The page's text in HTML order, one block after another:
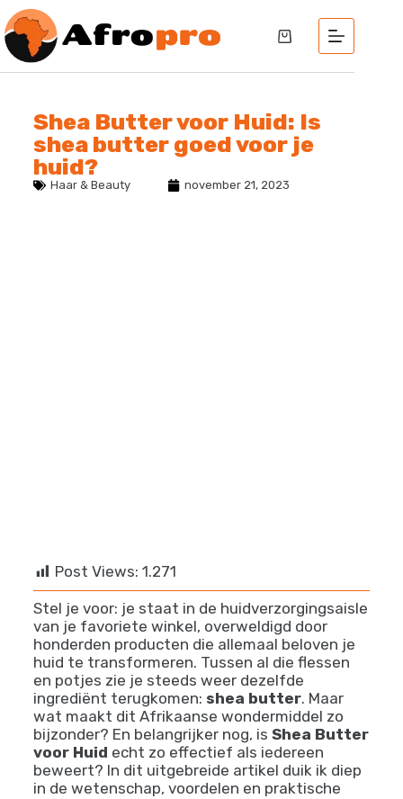
Shea Butter voor Huid: Is
shea butter goed voor je
huid?
Haar & Beauty november 21, 2023
Post Views: 1.271
Stel je voor: je staat in de huidverzorgingsaisle
van je favoriete winkel, overweldigd door
honderden producten die allemaal beloven je
huid te transformeren. Tussen al die flessen
en potjes zie je steeds weer dezelfde
ingrediënt terugkomen: shea butter. Maar
wat maakt dit Afrikaanse wondermiddel zo
bijzonder? En belangrijker nog, is Shea Butter
voor Huid echt zo effectief als iedereen
beweert? In dit uitgebreide artikel duik ik diep
in de wetenschap, voordelen en praktische